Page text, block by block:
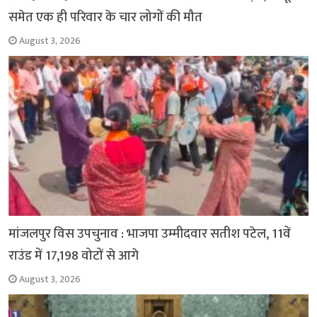
समेत एक ही परिवार के चार लोगों की मौत
August 3, 2026
मांजलपुर विस उपचुनाव : भाजपा उम्मीदवार सतीश पटेल, 11वें
राउंड में 17,198 वोटों से आगे
August 3, 2026